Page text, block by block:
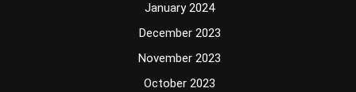
January 2024
December 2023
November 2023
October 2023